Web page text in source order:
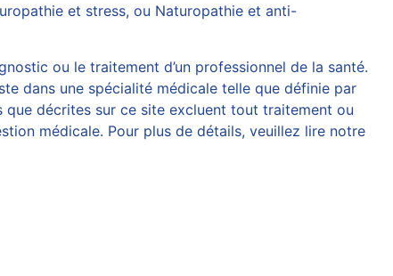
et stress, ou Naturopathie et anti-
ou le traitement d’un professionnel de la santé.
dans une spécialité médicale telle que définie par
que décrites sur ce site excluent tout traitement ou
médicale. Pour plus de détails, veuillez lire notre